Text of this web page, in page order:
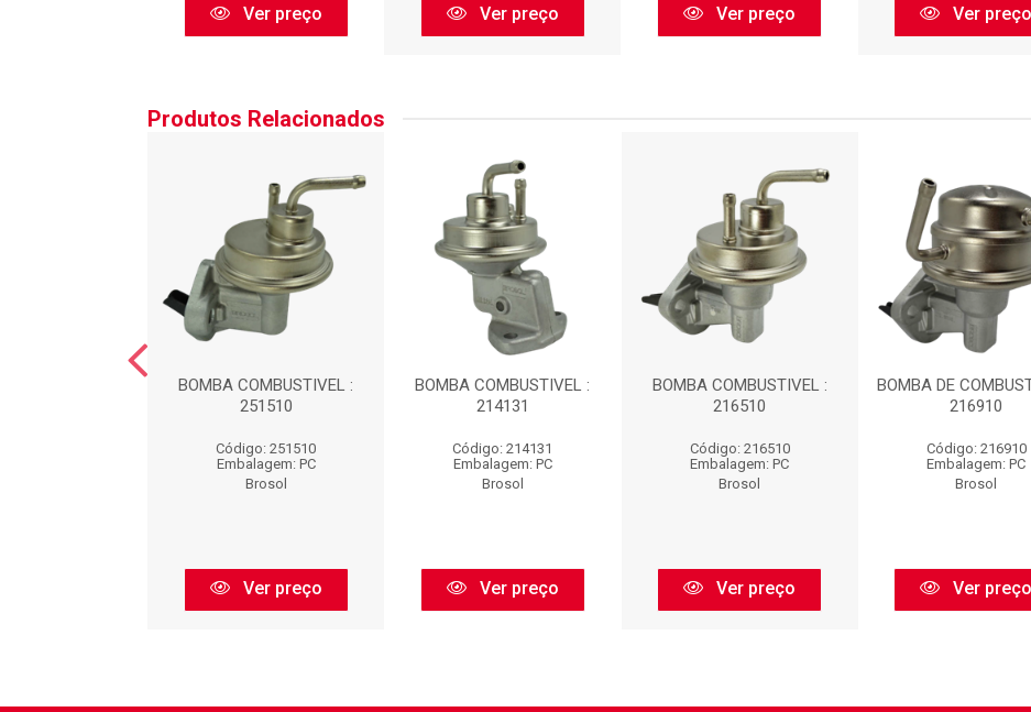
Ver preço Ver preço Ver preço Ver preço
Produtos Relacionados
BOMBA COMBUSTIVEL :
251510
Código: 251510
Embalagem: PC
Brosol
Ver preço
BOMBA COMBUSTIVEL :
214131
Código: 214131
Embalagem: PC
Brosol
Ver preço
BOMBA COMBUSTIVEL :
216510
Código: 216510
Embalagem: PC
Brosol
Ver preço
BOMBA DE
216910
Código: 216910
Embalagem: PC
Brosol
Ver preço